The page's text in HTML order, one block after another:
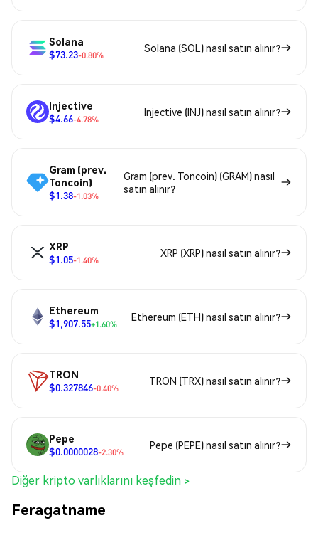
Solana
$73.23-0.80%
Solana (SOL) nasıl satın alınır?
Injective
$4.66-4.78%
Injective (INJ) nasıl satın alınır?
Gram (prev.
Toncoin)
$1.38-1.03%
Gram (prev. Toncoin) (GRAM) nasıl
satın alınır?
XRP
$1.05-1.40%
XRP (XRP) nasıl satın alınır?
Ethereum
$1,907.55+1.60%
Ethereum (ETH) nasıl satın alınır?
TRON
$0.327846-0.40%
TRON (TRX) nasıl satın alınır?
Pepe
$0.0000028-2.30%
Pepe (PEPE) nasıl satın alınır?
Diğer kripto varlıklarını keşfedin >
Feragatname